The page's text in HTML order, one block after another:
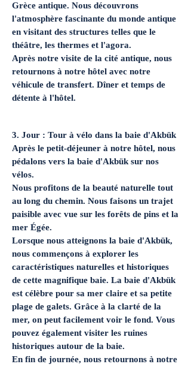
Grèce antique. Nous découvrons
l'atmosphère fascinante du monde antique
en visitant des structures telles que le
théâtre, les thermes et l'agora.
Après notre visite de la cité antique, nous
retournons à notre hôtel avec notre
véhicule de transfert. Dîner et temps de
détente à l'hôtel.
3. Jour : Tour à vélo dans la baie d'Akbük
Après le petit-déjeuner à notre hôtel, nous
pédalons vers la baie d'Akbük sur nos
vélos.
Nous profitons de la beauté naturelle tout
au long du chemin. Nous faisons un trajet
paisible avec vue sur les forêts de pins et la
mer Égée.
Lorsque nous atteignons la baie d'Akbük,
nous commençons à explorer les
caractéristiques naturelles et historiques
de cette magnifique baie. La baie d'Akbük
est célèbre pour sa mer claire et sa petite
plage de galets. Grâce à la clarté de la
mer, on peut facilement voir le fond. Vous
pouvez également visiter les ruines
historiques autour de la baie.
En fin de journée, nous retournons à notre